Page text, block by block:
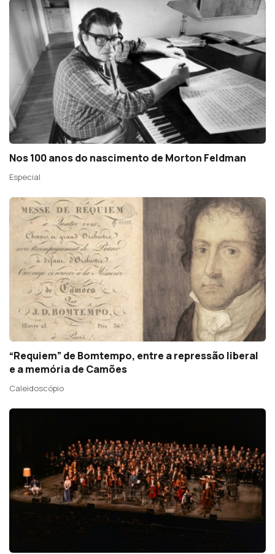
Nos 100 anos do nascimento de Morton Feldman
Especial
“Requiem” de Bomtempo, entre a repressão liberal
e a memória de Camões
Caleidoscópio